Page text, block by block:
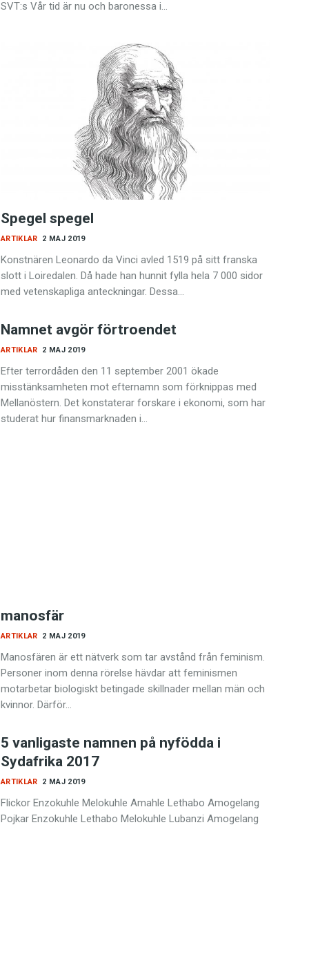
SVT:s Vår tid är nu och baronessa i…
Spegel spegel
2 MAJ 2019
ARTIKLAR
Konstnären Leonardo da Vinci avled 1519 på sitt franska
slott i Loiredalen. Då hade han hunnit fylla hela 7 000 sidor
med vetenskapliga anteckningar. Dessa…
Namnet avgör förtroendet
2 MAJ 2019
ARTIKLAR
Efter terrordåden den 11 september 2001 ökade
misstänksamheten mot efternamn som förknippas med
Mellanöstern. Det konstaterar forskare i ekonomi, som har
studerat hur finansmarknaden i…
manosfär
2 MAJ 2019
ARTIKLAR
Manosfären är ett nätverk som tar avstånd från feminism.
Personer inom denna rörelse hävdar att feminismen
motarbetar biologiskt betingade skillnader mellan män och
kvinnor. Därför…
5 vanligaste namnen på nyfödda i
Sydafrika 2017
2 MAJ 2019
ARTIKLAR
Flickor Enzokuhle Melokuhle Amahle Lethabo Amogelang
Pojkar Enzokuhle Lethabo Melokuhle Lubanzi Amogelang